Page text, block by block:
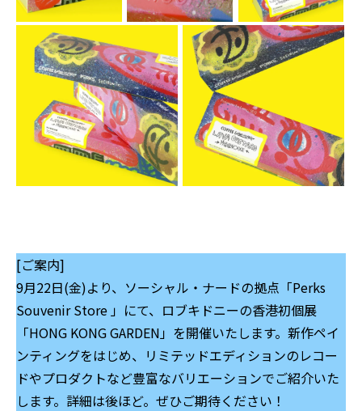
[ご案内]
9月22日(金)より、ソーシャル・ナードの拠点「Perks
Souvenir Store」にて、ロブキドニーの香港初個展
「HONG KONG GARDEN」を開催いたします。新作ペイ
ンティングをはじめ、リミテッドエディションのレコー
ドやプロダクトなど豊富なバリエーションでご紹介いた
します。詳細は後ほど。ぜひご期待ください！